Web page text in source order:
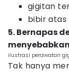
gigitan
bibir atas
5. Bernapas
ilustrasi perawatan
Tak hanya